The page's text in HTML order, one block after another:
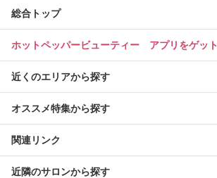
総合トップ
ホットペッパービューティー アプリをゲット
近くのエリアから探す
オススメ特集から探す
関連リンク
近隣のサロンから探す